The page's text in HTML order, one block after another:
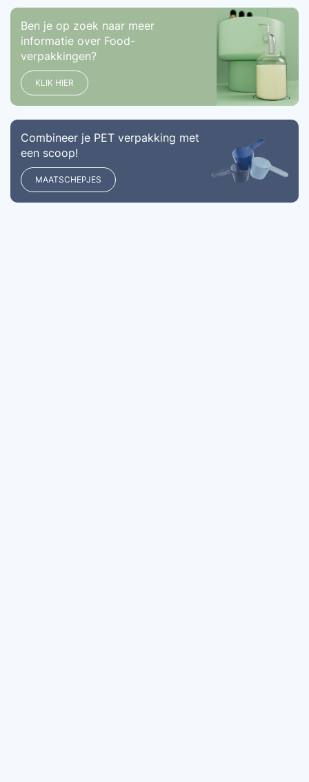
Ben je op zoek naar meer
informatie over Food-
verpakkingen?
KLIK HIER
Combineer je PET verpakking met
een scoop!
MAATSCHEPJES